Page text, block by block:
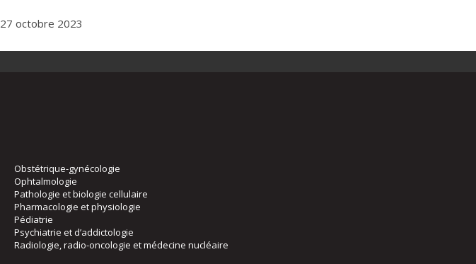
octobre 2023
Obstétrique-gynécologie
Ophtalmologie
Pathologie et biologie cellulaire
Pharmacologie et physiologie
Pédiatrie
Psychiatrie et d’addictologie
Radiologie, radio-oncologie et médecine nucléaire